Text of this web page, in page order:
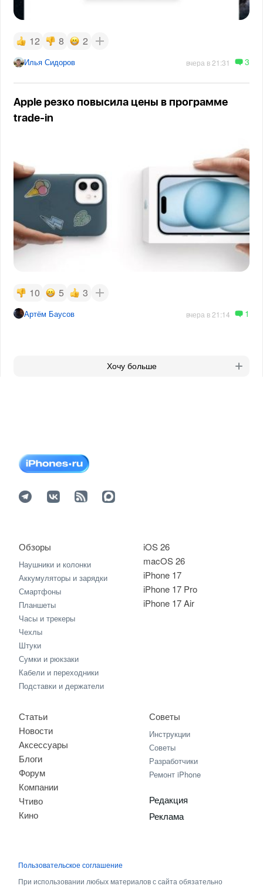
12 8 2
Илья Сидоров вчера в 21:31 3
Apple резко повысила цены в программе
trade-in
10 5 3
Артём Баусов вчера в 21:14 1
Хочу больше
iOS 26
macOS 26
iPhone 17
iPhone 17 Pro
iPhone 17 Air
Обзоры
Наушники и колонки
Аккумуляторы и зарядки
Смартфоны
Планшеты
Часы и трекеры
Чехлы
Штуки
Сумки и рюкзаки
Кабели и переходники
Подставки и держатели
Статьи
Новости
Аксессуары
Блоги
Форум
Компании
Чтиво
Кино
Советы
Инструкции
Советы
Разработчики
Ремонт iPhone
Редакция
Реклама
Пользовательское соглашение
При использовании любых материалов с сайта обязательно